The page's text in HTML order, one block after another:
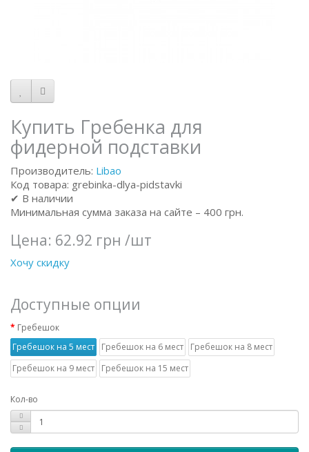
Купить Гребенка для
фидерной подставки
Производитель: Libao
Код товара: grebinka-dlya-pidstavki
✔ В наличии
Минимальная сумма заказа на сайте – 400 грн.
Цена: 62.92 грн /шт
Хочу скидку
Доступные опции
Гребешок
Гребешок на 5 мест
Гребешок на 6 мест
Гребешок на 8 мест
Гребешок на 9 мест
Гребешок на 15 мест
Кол-во